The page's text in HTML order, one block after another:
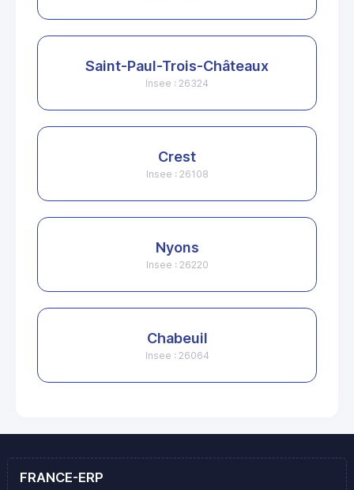
Saint-Paul-Trois-Châteaux
Insee : 26324
Crest
Insee : 26108
Nyons
Insee : 26220
Chabeuil
Insee : 26064
FRANCE-ERP